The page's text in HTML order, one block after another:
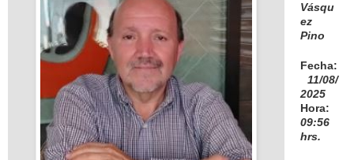
Vásqu
ez
Pino
Fecha:
11/08/
2025
Hora:
09:56
hrs.